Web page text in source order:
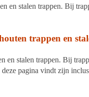
en stalen trappen. Bij
trappen en
en stalen trappen. Bij
pagina vindt zijn